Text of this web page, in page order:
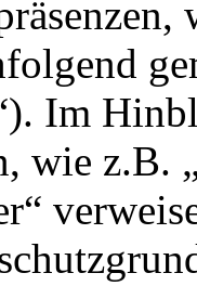
Im
wie z.B.